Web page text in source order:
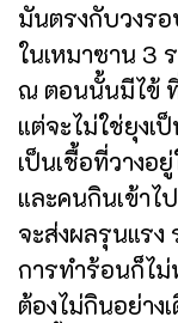
มันตรงกับวงร
ในเหมาซาน 3
ณ ตอนนั้นมีไข้
แต่จะไม่ใช่ยุงเ
เป็นเชื้อที่วางอ
และคนกินเข้าไ
จะส่งผลรุนแรง
การทำร้อนก็ไม่
ต้องไม่กินอย่าง